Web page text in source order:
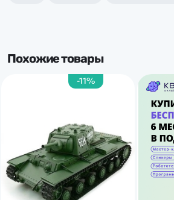
Похожие товары
-11%